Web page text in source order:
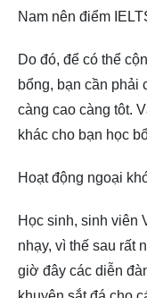
Nam nên điểm
Do đó, để có thể
bổng, bạn cần phải
càng cao càng tôt.
khác cho bạn học
Hoạt động ngoại
Học sinh, sinh viên
nhạy, vì thế sau rất
giờ đây các diễn